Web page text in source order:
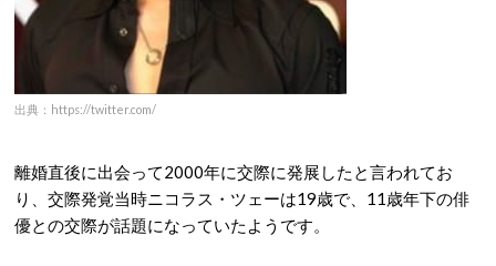
出典：https://twitter.com/
離婚直後に出会って2000年に交際に発展したと言われてお
り、交際発覚当時ニコラス・ツェーは19歳で、11歳年下の俳
優との交際が話題になっていたようです。